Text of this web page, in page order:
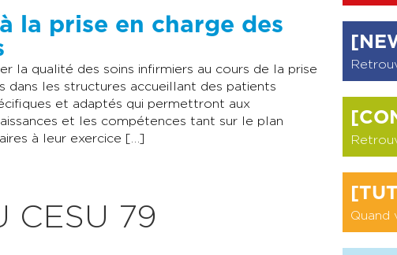
la prise en charge des
la qualité des soins infirmiers au cours de la prise
dans les structures accueillant des patients
et adaptés qui permettront aux
et les compétences tant sur le plan
à leur exercice […]
CESU 79 Quand